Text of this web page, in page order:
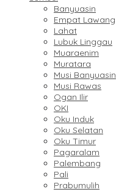
Banyuasin
Empat Lawang
Lahat
Lubuk Linggau
Muaraenim
Muratara
Musi Banyuasin
Musi Rawas
Ogan Ilir
OKI
Oku Induk
Oku Selatan
Oku Timur
Pagaralam
Palembang
Pali
Prabumulih